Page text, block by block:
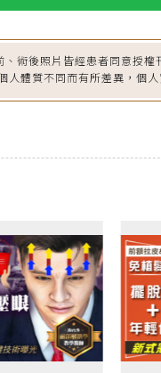
、術後照片皆經患者同意授
人體質不同而有所差異，個人